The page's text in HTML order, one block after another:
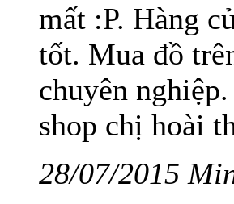
mất :P. Hàng
tốt. Mua đồ
chuyên
shop chị hoài
28/07/2015